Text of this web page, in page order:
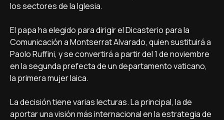
los sectores de la Iglesia.
El papa ha elegido para dirigir el Dicasterio para la
Comunicación a Montserrat Alvarado, quien sustituirá a
Paolo Ruffini, y se convertirá a partir del 1 de noviembre
en la segunda prefecta de un departamento vaticano,
la primera mujer laica.
La decisión tiene varias lecturas. La principal, la de
aportar una visión más internacional en la estrategia de